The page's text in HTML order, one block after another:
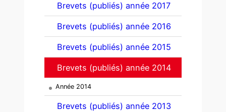
Brevets (publiés) année 2017
Brevets (publiés) année 2016
Brevets (publiés) année 2015
Brevets (publiés) année 2014
Année 2014
Brevets (publiés) année 2013